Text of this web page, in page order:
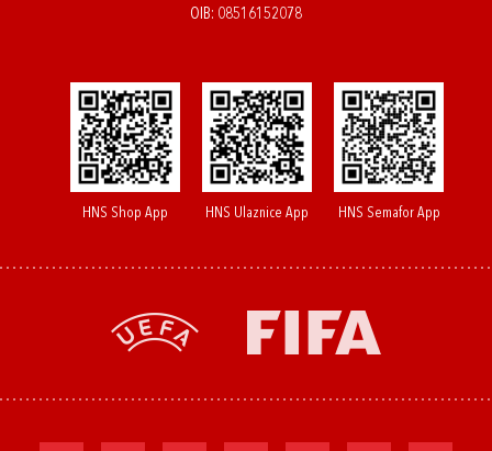
OIB: 08516152078
HNS Shop App HNS Ulaznice App HNS Semafor App